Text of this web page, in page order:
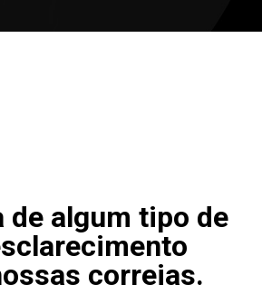
de algum tipo de
correias.